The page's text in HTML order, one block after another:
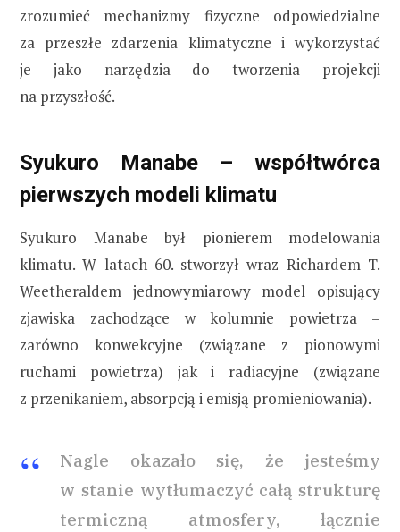
zrozumieć mechanizmy fizyczne odpowiedzialne
za przeszłe zdarzenia klimatyczne i wykorzystać
je jako narzędzia do tworzenia projekcji
na przyszłość.
Syukuro Manabe – współtwórca
pierwszych modeli klimatu
Syukuro Manabe był pionierem modelowania
klimatu. W latach 60. stworzył wraz Richardem T.
Weetheraldem jednowymiarowy model opisujący
zjawiska zachodzące w kolumnie powietrza –
zarówno konwekcyjne (związane z pionowymi
ruchami powietrza) jak i radiacyjne (związane
z przenikaniem, absorpcją i emisją promieniowania).
Nagle okazało się, że jesteśmy
w stanie wytłumaczyć całą strukturę
termiczną atmosfery, łącznie